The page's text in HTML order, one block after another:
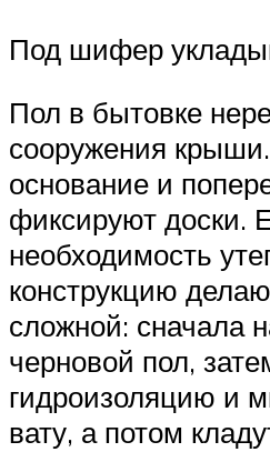
Под шифер
Пол в бытовке
сооружения
основание и
фиксируют доски.
необходимость
конструкцию
сложной: сначала
черновой пол,
гидроизоляцию и
вату, а потом